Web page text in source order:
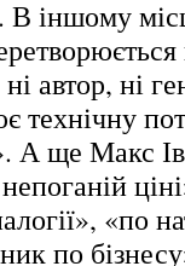
В іншому
автор, ні
технічну
А ще Макс
«по
по